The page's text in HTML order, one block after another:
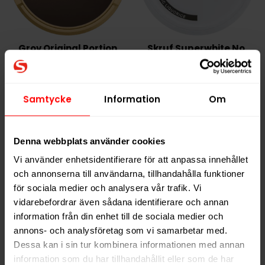
Samtycke Information Om
Denna webbplats använder cookies
Vi använder enhetsidentifierare för att anpassa innehållet
och annonserna till användarna, tillhandahålla funktioner
för sociala medier och analysera vår trafik. Vi
vidarebefordrar även sådana identifierare och annan
information från din enhet till de sociala medier och
annons- och analysföretag som vi samarbetar med.
Dessa kan i sin tur kombinera informationen med annan
information som du har tillhandahållit eller som de har
Grov Original Portion
39,80 kr /dosa
KÖP
Skruf Superwhite No.
56 Nordic Liquorice
37,99 kr /dosa